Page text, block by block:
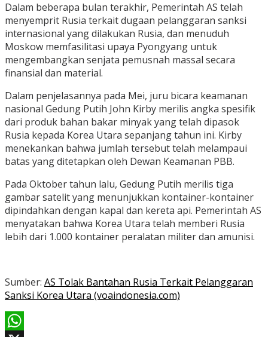
Dalam beberapa bulan terakhir, Pemerintah AS telah
menyemprit Rusia terkait dugaan pelanggaran sanksi
internasional yang dilakukan Rusia, dan menuduh
Moskow memfasilitasi upaya Pyongyang untuk
mengembangkan senjata pemusnah massal secara
finansial dan material.
Dalam penjelasannya pada Mei, juru bicara keamanan
nasional Gedung Putih John Kirby merilis angka spesifik
dari produk bahan bakar minyak yang telah dipasok
Rusia kepada Korea Utara sepanjang tahun ini. Kirby
menekankan bahwa jumlah tersebut telah melampaui
batas yang ditetapkan oleh Dewan Keamanan PBB.
Pada Oktober tahun lalu, Gedung Putih merilis tiga
gambar satelit yang menunjukkan kontainer-kontainer
dipindahkan dengan kapal dan kereta api. Pemerintah AS
menyatakan bahwa Korea Utara telah memberi Rusia
lebih dari 1.000 kontainer peralatan militer dan amunisi.
Sumber: AS Tolak Bantahan Rusia Terkait Pelanggaran
Sanksi Korea Utara (voaindonesia.com)